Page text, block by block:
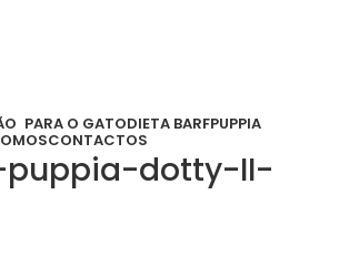
PARA O GATODIETA BARFPUPPIA
CONTACTOS
dotty-II-